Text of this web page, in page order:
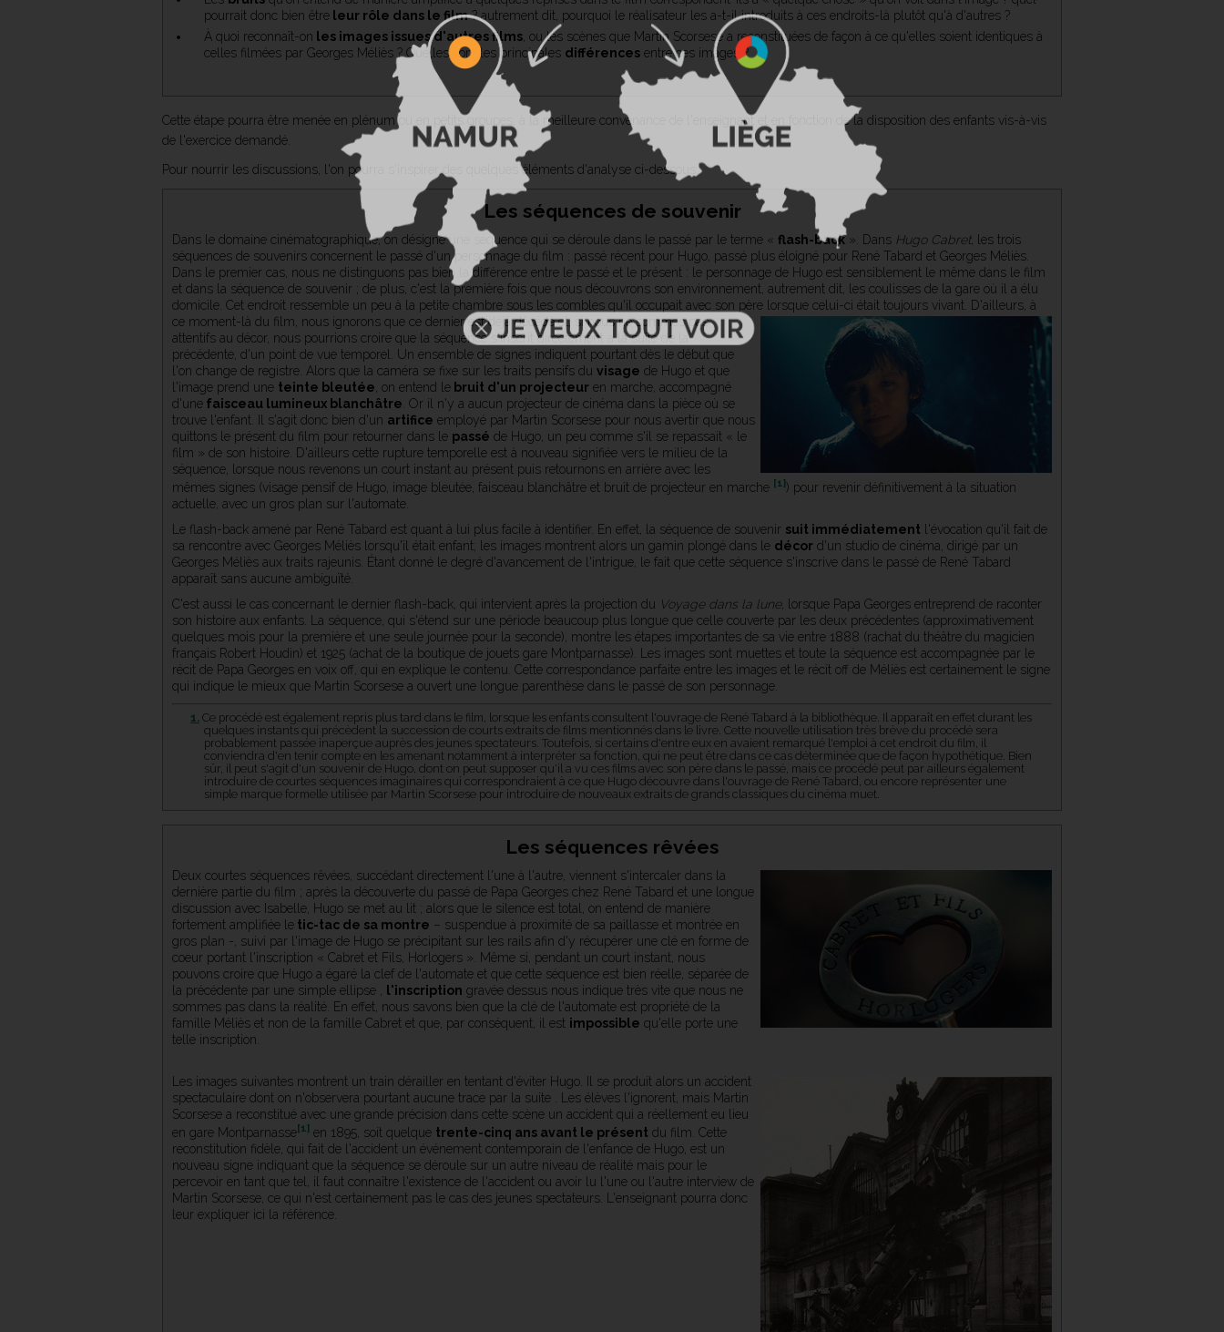
pourrait donc bien être leur rôle dans le film? autrement dit, pourquoi le réalisateur les a-t-il introduits à ces endroits-là plutôt qu'à d'autres ?
À quoi reconnaît-on les images issues d'autres films , ou les scènes que Martin Scorsese a reconstituées de façon à ce qu'elles soient identiques à
celles filmées par Georges Méliès ? Quelles sont les principales différences entre ces images ?
Cette étape pourra être menée en plénum ou en petits groupes, à la meilleure convenance de l'enseignant et en fonction de la disposition des enfants vis-à-vis
de l'exercice demandé.
Pour nourrir les discussions, l'on pourra s'inspirer des quelques éléments d'analyse ci-dessous.
Les séquences de souvenir
Dans le domaine cinématographique, on désigne une séquence qui se déroule dans le passé par le terme « flash-back». Dans Hugo Cabret , les trois
séquences de souvenirs concernent le passé d'un personnage du film : passé récent pour Hugo, passé plus éloigné pour René Tabard et Georges Méliès.
Dans le premier cas, nous ne distinguons pas bien la différence entre le passé et le présent : le personnage de Hugo est sensiblement le même dans le film
et dans la séquence de souvenir ; de plus, c'est la première fois que nous découvrons son environnement, autrement dit, les coulisses de la gare où il a élu
domicile. Cet endroit ressemble un peu à la petite chambre sous les combles qu'il occupait avec son père lorsque celui-ci était toujours vivant.
D'ailleurs, à
ce moment-là du film, nous ignorons que ce dernier est déjà décédé et, si nous ne sommes pas
attentifs au décor, nous pourrions croire que la séquence s'inscrit directement à la suite de la
précédente, d'un point de vue temporel. Un ensemble de signes indiquent pourtant dès le début que
l'on change de registre. Alors que la caméra se fixe sur les traits pensifs du visage de Hugo et que
l'image prend une teinte bleutée , on entend le bruit d'un projecteur en marche, accompagné
d'une faisceau lumineux blanchâtre . Or il n'y a aucun projecteur de cinéma dans la pièce où se
trouve l'enfant. Il s'agit donc bien d'un artifice employé par Martin Scorsese pour nous avertir que nous
quittons le présent du film pour retourner dans le passé de Hugo, un peu comme s'il se repassait « le
film » de son histoire. D'ailleurs cette rupture temporelle est à nouveau signifiée vers le milieu de la
séquence, lorsque nous revenons un court instant au présent puis retournons en arrière avec les
mêmes signes (visage pensif de Hugo, image bleutée, faisceau blanchâtre et bruit de projecteur en marche [1]) pour revenir définitivement à la situation
actuelle, avec un gros plan sur l'automate.
Le flash-back amené par René Tabard est quant à lui plus facile à identifier. En effet, la séquence de souvenir suit immédiatement l'évocation qu'il fait de
sa rencontre avec Georges Méliès lorsqu'il était enfant; les images montrent alors un gamin plongé dans le décor d'un studio de cinéma, dirigé par un
Georges Méliès aux traits rajeunis. Étant donné le degré d'avancement de l'intrigue, le fait que cette séquence s'inscrive dans le passé de René Tabard
apparaît sans aucune ambiguïté.
C'est aussi le cas concernant le dernier flash-back, qui intervient après la projection du Voyage dans la lune, lorsque Papa Georges entreprend de raconter
son histoire aux enfants. La séquence, qui s'étend sur une période beaucoup plus longue que celle couverte par les deux précédentes (approximativement
quelques mois pour la première et une seule journée pour la seconde), montre les étapes importantes de sa vie entre 1888 (rachat du théâtre du magicien
français Robert Houdin) et 1925 (achat de la boutique de jouets gare Montparnasse). Les images sont muettes et toute la séquence est accompagnée par le
récit de Papa Georges en voix off, qui en explique le contenu. Cette correspondance parfaite entre les images et le récit off de Méliès est certainement le signe
qui indique le mieux que Martin Scorsese a ouvert une longue parenthèse dans le passé de son personnage.
1. Ce procédé est également repris plus tard dans le film, lorsque les enfants consultent l'ouvrage de René Tabard à la bibliothèque. Il apparaît en effet durant les
quelques instants qui précèdent la succession de courts extraits de films mentionnés dans le livre. Cette nouvelle utilisation très brève du procédé sera
probablement passée inaperçue auprès des jeunes spectateurs. Toutefois, si certains d'entre eux en avaient remarqué l'emploi à cet endroit du film, il
conviendra d'en tenir compte en les amenant notamment à interpréter sa fonction, qui ne peut être dans ce cas déterminée que de façon hypothétique. Bien
sûr, il peut s'agit d'un souvenir de Hugo, dont on peut supposer qu'il a vu ces films avec son père dans le passé, mais ce procédé peut par ailleurs également
introduire de courtes séquences imaginaires qui correspondraient à ce que Hugo découvre dans l'ouvrage de René Tabard, ou encore représenter une
simple marque formelle utilisée par Martin Scorsese pour introduire de nouveaux extraits de grands classiques du cinéma muet.
Les séquences rêvées
Deux courtes séquences rêvées, succédant directement l'une à l'autre, viennent s'intercaler dans la
dernière partie du film ; après la découverte du passé de Papa Georges chez René Tabard et une longue
discussion avec Isabelle, Hugo se met au lit ; alors que le silence est total, on entend de manière
fortement amplifiée le tic-tac de sa montre – suspendue à proximité de sa paillasse et montrée en
gros plan -, suivi par l'image de Hugo se précipitant sur les rails afin d'y récupérer une clé en forme de
coeur portant l'inscription « Cabret et Fils, Horlogers ». Même si, pendant un court instant, nous
pouvons croire que Hugo a égaré la clef de l'automate et que cette séquence est bien réelle, séparée de
la précédente par une simple ellipse ,
l'inscription gravée dessus nous indique très vite que nous ne
sommes pas dans la réalité. En effet, nous savons bien que la clé de l'automate est propriété de la
famille Méliès et non de la famille Cabret et que, par conséquent, il est impossible qu'elle porte une
telle inscription.
Les images suivantes montrent un train dérailler en tentant d'éviter Hugo. Il se produit alors un accident
spectaculaire dont on n'observera pourtant aucune trace par la suite . Les élèves l'ignorent, mais Martin
Scorsese a reconstitué avec une grande précision dans cette scène un accident qui a réellement eu lieu
en gare Montparnasse[1] en 1895, soit quelque trente-cinq ans avant le présent du film. Cette
reconstitution fidèle, qui fait de l'accident un événement contemporain de l'enfance de Hugo, est un
nouveau signe indiquant que la séquence se déroule sur un autre niveau de réalité mais pour le
percevoir en tant que tel, il faut connaître l'existence de l'accident ou avoir lu l'une ou l'autre interview de
Martin Scorsese, ce qui n'est certainement pas le cas des jeunes spectateurs. L'enseignant pourra donc
leur expliquer ici la référence.